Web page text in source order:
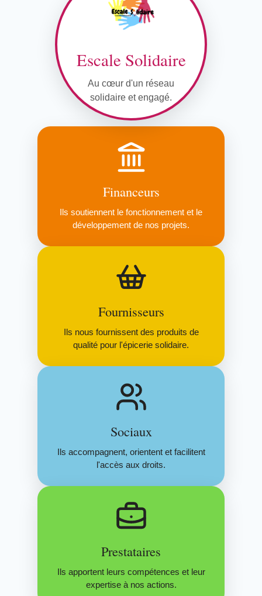
Escale Solidaire
Au cœur d'un réseau
solidaire et engagé.
Financeurs
Ils soutiennent le fonctionnement et le
développement de nos projets.
Fournisseurs
Ils nous fournissent des produits de
qualité pour l'épicerie solidaire.
Sociaux
Ils accompagnent, orientent et facilitent
l'accès aux droits.
Prestataires
Ils apportent leurs compétences et leur
expertise à nos actions.